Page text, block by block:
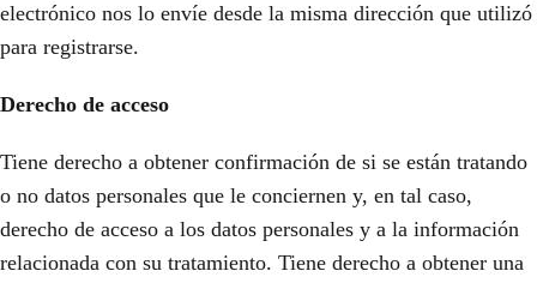
electrónico nos lo envíe desde la misma dirección que utilizó
para registrarse.
Derecho de acceso
Tiene derecho a obtener confirmación de si se están tratando
o no datos personales que le conciernen y, en tal caso,
derecho de acceso a los datos personales y a la información
relacionada con su tratamiento. Tiene derecho a obtener una